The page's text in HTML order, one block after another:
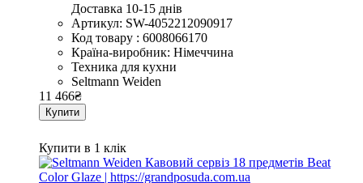
Доставка 10-15 днів
Артикул: SW-4052212090917
Код товару : 6008066170
Країна-виробник: Німеччина
Техника для кухни
Seltmann Weiden
11 466₴
Купити
Купити в 1 клік